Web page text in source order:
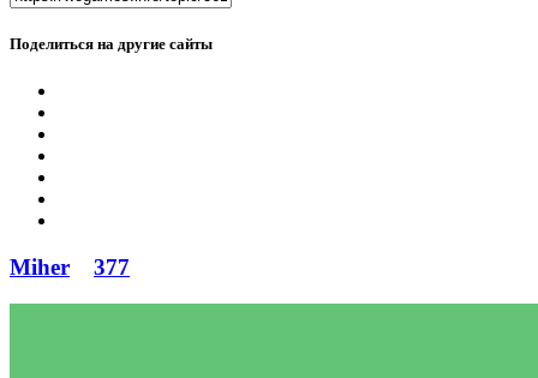
Поделиться на другие сайты
Miher 377